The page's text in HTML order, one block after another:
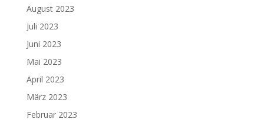
August 2023
Juli 2023
Juni 2023
Mai 2023
April 2023
März 2023
Februar 2023